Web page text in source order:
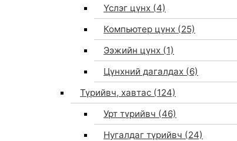
Үслэг цүнх (4)
Компьютер цүнх (25)
Ээжийн цүнх (1)
Цүнхний дагалдах (6)
Түрийвч, хавтас (124)
Урт түрийвч (46)
Нугалдаг түрийвч (24)